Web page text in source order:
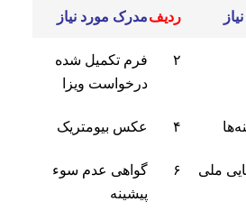
ردیفمدرک مورد نیاز
۲
فرم تکمیل شده
درخواست ویزا
۴ عکس بیومتریک
ملی ۶
گواهی عدم سوء
پیشینه